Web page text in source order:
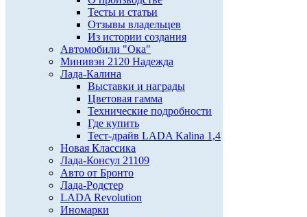
Тесты и статьи
Отзывы владельцев
Из истории создания
Автомобили "Ока"
Минивэн 2120 Надежда
Лада-Калина
Выставки и награды
Цветовая гамма
Технические подробности
Где купить
Тест-драйв LADA Kalina 1,4
Новая Классика
Лада-Консул 21109
Авто от Бронто
Лада-Родстер
LADA Revolution
Иномарки